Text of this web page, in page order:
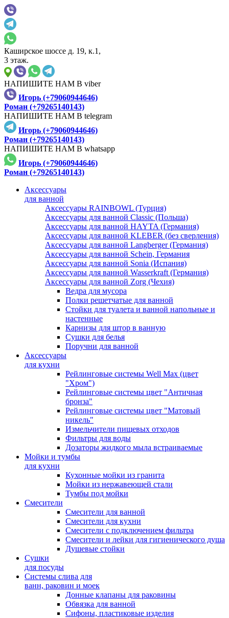
Каширское шоссе д. 19, к.1,
3 этаж.
НАПИШИТЕ НАМ В viber
Игорь (+79060944646)
Роман (+79265140143)
НАПИШИТЕ НАМ В telegram
Игорь (+79060944646)
Роман (+79265140143)
НАПИШИТЕ НАМ В whatsapp
Игорь (+79060944646)
Роман (+79265140143)
Аксессуары
для ванной
Аксессуары RAINBOWL (Турция)
Аксессуары для ванной Classic (Польша)
Аксессуары для ванной HAYTA (Германия)
Аксессуары для ванной KLEBER (без сверления)
Аксессуары для ванной Langberger (Германия)
Аксессуары для ванной Schein, Германия
Аксессуары для ванной Sonia (Испания)
Аксессуары для ванной Wasserkraft (Германия)
Аксессуары для ванной Zorg (Чехия)
Ведра для мусора
Полки решетчатые для ванной
Стойки для туалета и ванной напольные и
настенные
Карнизы для штор в ванную
Сушки для белья
Поручни для ванной
Аксессуары
для кухни
Рейлинговые системы Well Max (цвет
"Хром")
Рейлинговые системы цвет "Античная
бронза"
Рейлинговые системы цвет "Матовый
никель"
Измельчители пищевых отходов
Фильтры для воды
Дозаторы жидкого мыла встраиваемые
Мойки и тумбы
для кухни
Кухонные мойки из гранита
Мойки из нержавеющей стали
Тумбы под мойки
Смесители
Смесители для ванной
Смесители для кухни
Смесители с подключением фильтра
Cмесители и лейки для гигиенического душа
Душевые стойки
Сушки
для посуды
Системы слива для
ванн, раковин и моек
Донные клапаны для раковины
Обвязка для ванной
Сифоны, пластиковые изделия